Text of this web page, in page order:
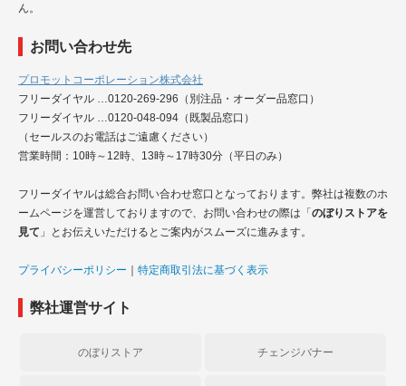
ん。
お問い合わせ先
プロモットコーポレーション株式会社
フリーダイヤル …0120-269-296（別注品・オーダー品窓口）
フリーダイヤル …0120-048-094（既製品窓口）
（セールスのお電話はご遠慮ください）
営業時間：10時～12時、13時～17時30分（平日のみ）
フリーダイヤルは総合お問い合わせ窓口となっております。弊社は複数のホ
ームページを運営しておりますので、お問い合わせの際は「のぼりストアを
見て 」とお伝えいただけるとご案内がスムーズに進みます。
プライバシーポリシー ｜ 特定商取引法に基づく表示
弊社運営サイト
のぼりストア チェンジバナー